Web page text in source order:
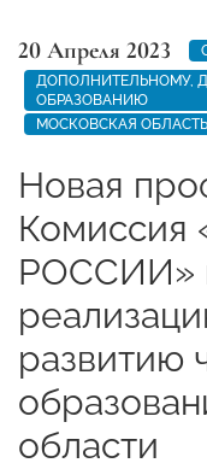
20 Апреля 2023
ДОПОЛНИТЕЛЬНОМУ,
ОБРАЗОВАНИЮ
МОСКОВСКАЯ ОБЛАСТЬ
Новая
РОССИИ»
развитию
области